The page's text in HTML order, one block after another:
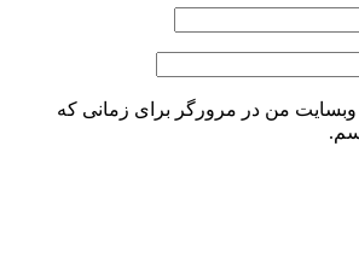
وبسایت من در مرورگر برای زمانی که